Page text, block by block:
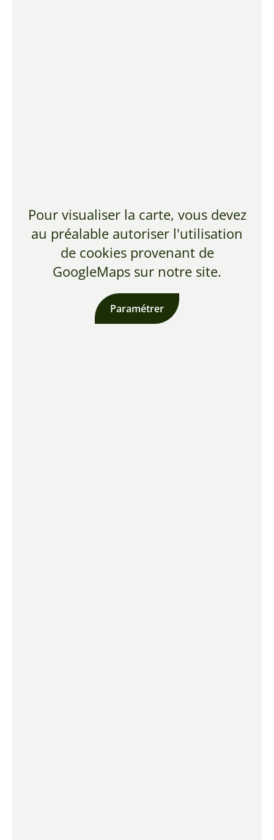
Pour visualiser la carte, vous devez
au préalable autoriser l'utilisation
de cookies provenant de
GoogleMaps sur notre site.
Paramétrer